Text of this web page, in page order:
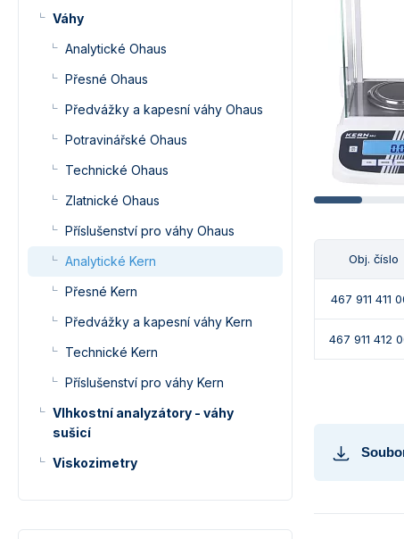
Váhy
Analytické Ohaus
Přesné Ohaus
Předvážky a kapesní váhy Ohaus
Potravinářské Ohaus
Technické Ohaus
Zlatnické Ohaus
Příslušenství pro váhy Ohaus
Analytické Kern
Přesné Kern
Předvážky a kapesní váhy Kern
Technické Kern
Příslušenství pro váhy Kern
Vlhkostní analyzátory - váhy
sušicí
Viskozimetry
Obj. číslo
467 911 411
467 911 412